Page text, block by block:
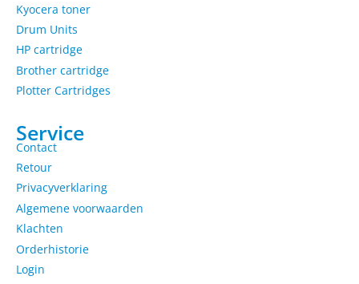
Kyocera toner
Drum Units
HP cartridge
Brother cartridge
Plotter Cartridges
Service
Contact
Retour
Privacyverklaring
Algemene voorwaarden
Klachten
Orderhistorie
Login